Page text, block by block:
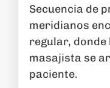
Secuencia de
meridianos
regular,
masajista se
paciente.